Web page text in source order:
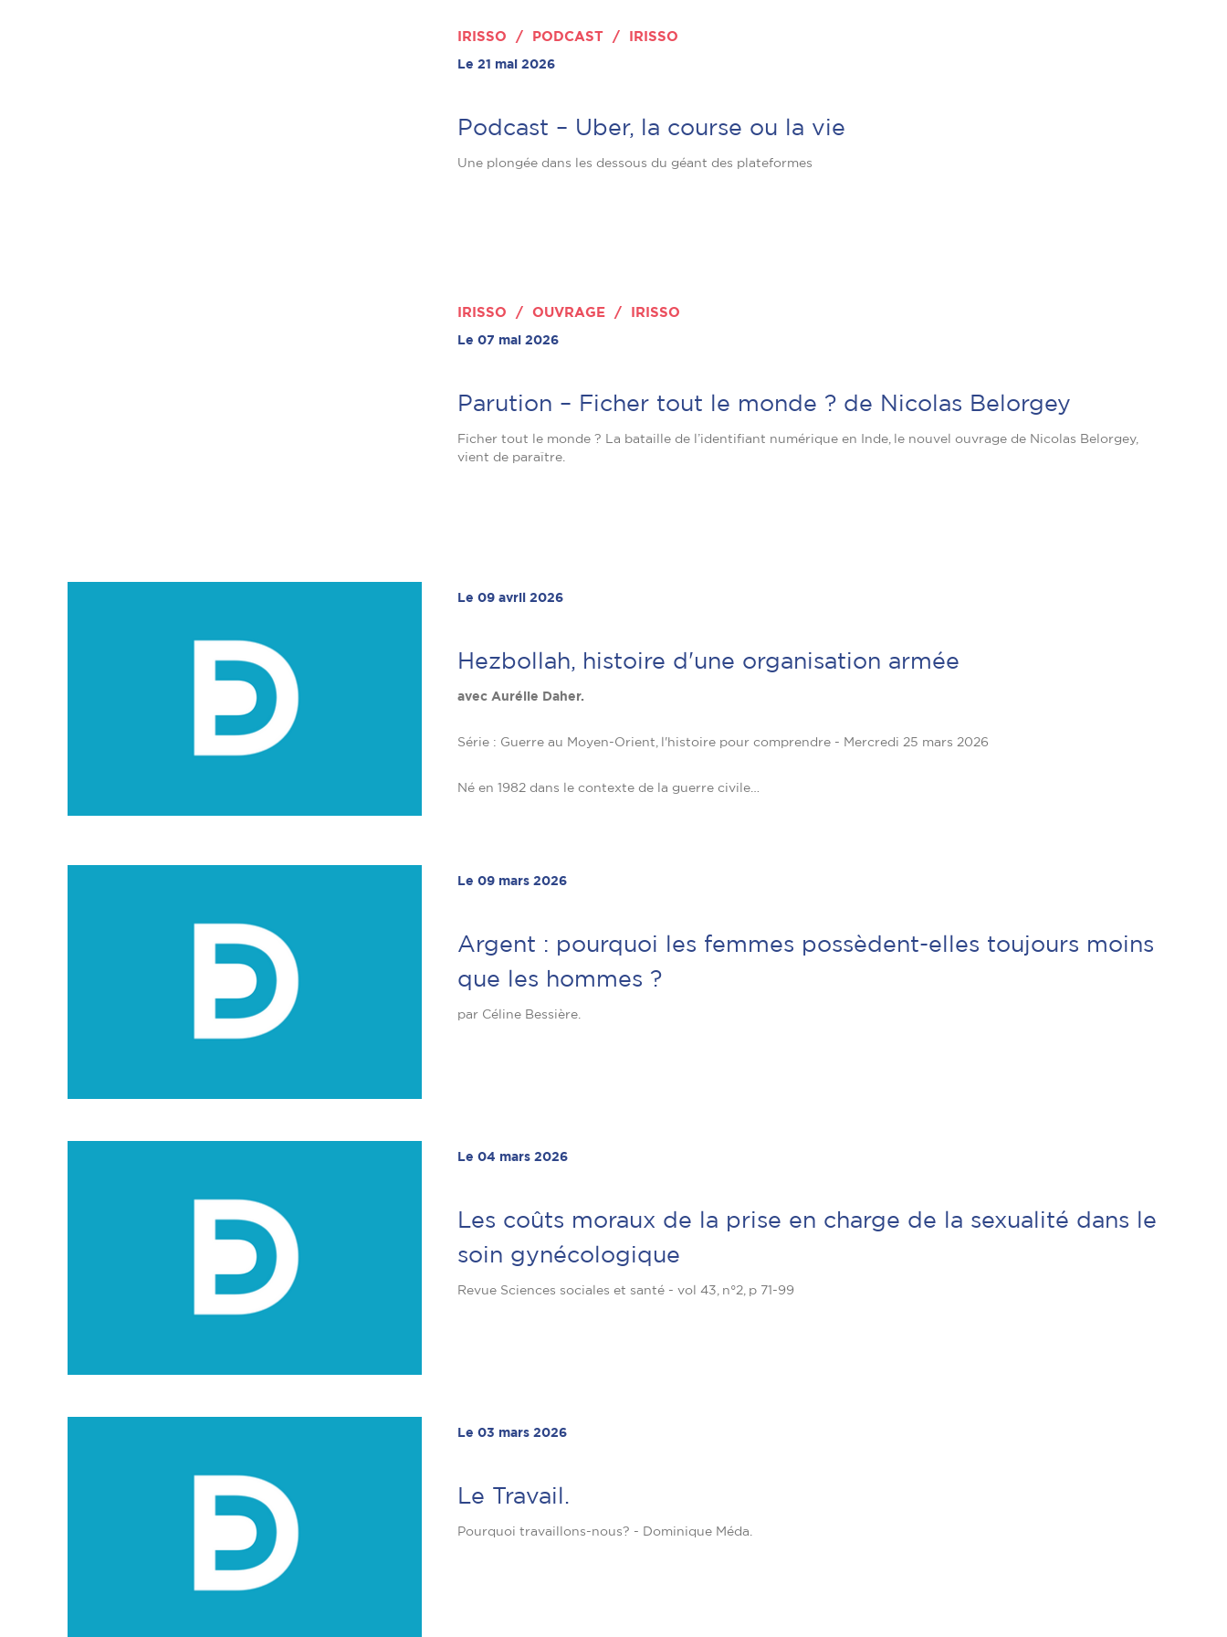
IRISSO / PODCAST / IRISSO
Le 21 mai 2026
Podcast – Uber, la course ou la vie
Une plongée dans les dessous du géant des plateformes
IRISSO / OUVRAGE / IRISSO
Le 07 mai 2026
Parution – Ficher tout le monde ? de Nicolas Belorgey
Ficher tout le monde ? La bataille de l’identifiant numérique en Inde, le nouvel ouvrage de Nicolas Belorgey,
vient de paraître.
Le 09 avril 2026
Hezbollah, histoire d'une organisation armée
avec Aurélie Daher.
Série : Guerre au Moyen-Orient, l'histoire pour comprendre - Mercredi 25 mars 2026
Né en 1982 dans le contexte de la guerre civile…
Le 09 mars 2026
Argent : pourquoi les femmes possèdent-elles toujours moins
que les hommes ?
par Céline Bessière.
Le 04 mars 2026
Les coûts moraux de la prise en charge de la sexualité dans le
soin gynécologique
Revue Sciences sociales et santé - vol 43, n°2, p 71-99
Le 03 mars 2026
Le Travail.
Pourquoi travaillons-nous? - Dominique Méda.